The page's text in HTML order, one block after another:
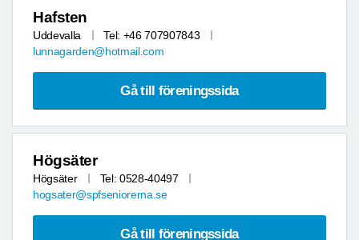
Hafsten
Uddevalla
Tel: +46 707907843
lunnagarden@hotmail.com
Gå till föreningssida
Högsäter
Högsäter
Tel: 0528-40497
hogsater@spfseniorerna.se
Gå till föreningssida